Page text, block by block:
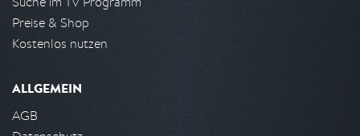
Preise & Shop
Kostenlos nutzen
ALLGEMEIN
AGB